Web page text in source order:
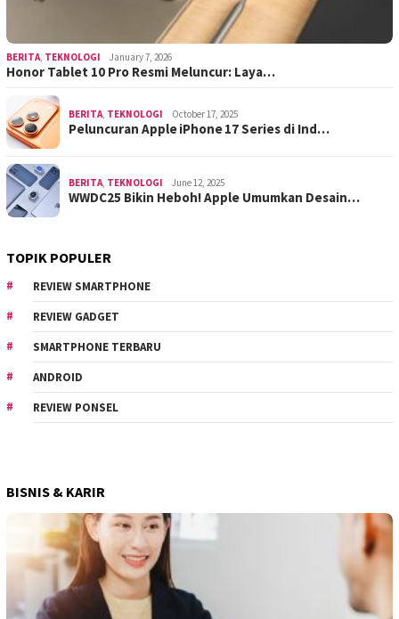
BERITA TEKNOLOGI January 7, 2026
Honor Tablet 10 Pro Resmi Meluncur: Laya…
BERITA TEKNOLOGI October 17, 2025
Peluncuran Apple iPhone 17 Series di Ind…
BERITA TEKNOLOGI June 12, 2025
WWDC25 Bikin Heboh! Apple Umumkan Desain…
TOPIK POPULER
REVIEW SMARTPHONE
REVIEW GADGET
SMARTPHONE TERBARU
ANDROID
REVIEW PONSEL
BISNIS & KARIR